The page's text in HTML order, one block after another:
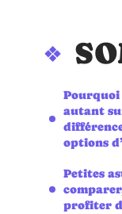
autant
options
Petites
profiter